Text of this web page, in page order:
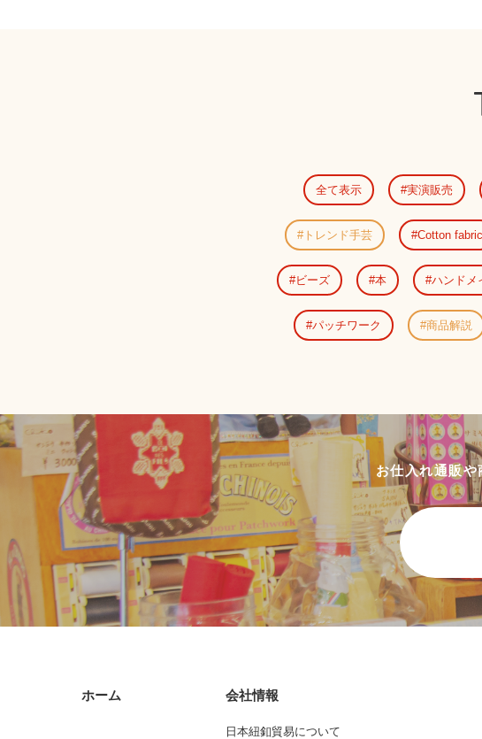
全て表示 実演販売
トレンド手芸 Cotton fabric
ビーズ 本 ハンドメ
パッチワーク 商品解説
お仕入れ通販
ホーム 会社情報
日本紐釦貿易について